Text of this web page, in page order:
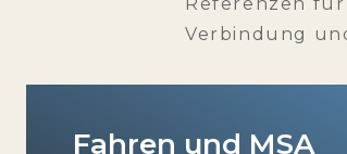
Verbindung
Fahren und MSA